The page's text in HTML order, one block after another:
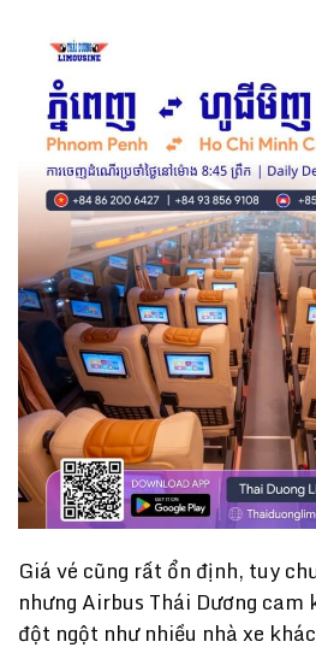
Giá vé cũng rất ổn định, tuy
nhưng Airbus Thái Dương cam
đột ngột như nhiều nhà xe